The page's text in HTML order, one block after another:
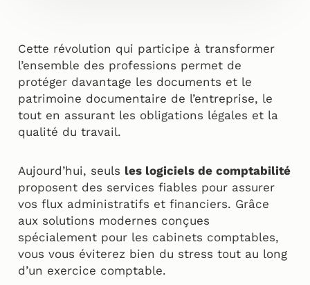
Cette révolution qui participe à transformer
l’ensemble des professions permet de
protéger davantage les documents et le
patrimoine documentaire de l’entreprise, le
tout en assurant les obligations légales et la
qualité du travail.
Aujourd’hui, seuls les logiciels de comptabilité
proposent des services fiables pour assurer
vos flux administratifs et financiers. Grâce
aux solutions modernes conçues
spécialement pour les cabinets comptables,
vous vous éviterez bien du stress tout au long
d’un exercice comptable.